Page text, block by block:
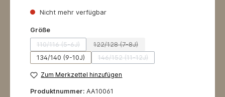
Nicht mehr verfügbar
Größeauswählen
110/116 (5-6J)
(Diese Option ist zurzeit nicht verfügbar.)
122/128 (7-8J)
(Diese Option ist zurzeit nicht
134/140 (9-10J) 146/152 (11-12J)
(Diese Option ist zurzeit nicht
Zum Merkzettel hinzufügen
Produktnummer: AA10061